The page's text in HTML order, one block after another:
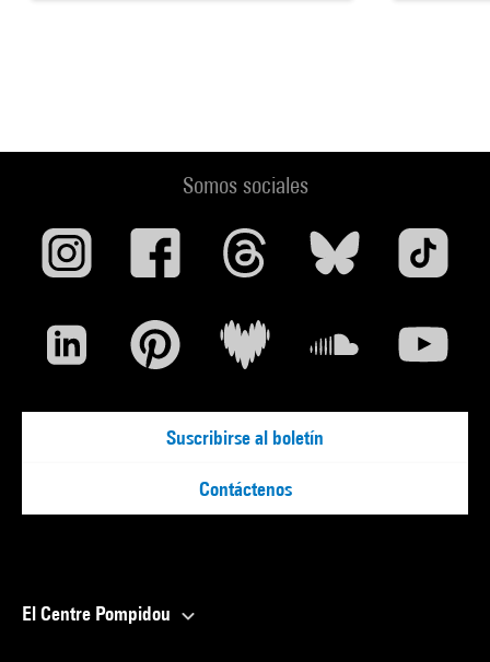
Somos sociales
Suscribirse al boletín
Contáctenos
El Centre Pompidou